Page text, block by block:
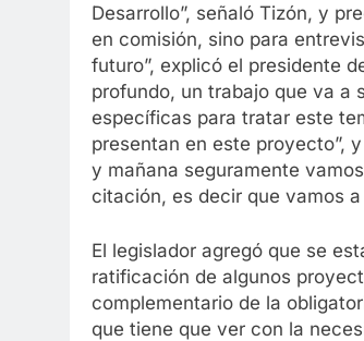
Desarrollo”, señaló Tizón, y
en comisión, sino para
futuro”, explicó el presidente
profundo, un trabajo que va a
específicas para tratar este
presentan en este proyecto”,
y mañana seguramente
citación, es decir que vamos
El legislador agregó que se
ratificación de algunos
complementario de la
que tiene que ver con la